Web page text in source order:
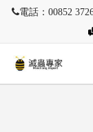
電話：00852